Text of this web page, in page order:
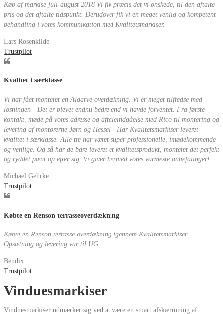
Køb af markise juli-august 2018 Vi fik præcis det vi ønskede, til den aftalte
pris og det aftalte tidspunkt. Derudover fik vi en meget venlig og kompetent
behandling i vores kommunikation med Kvalitetsmarkiser.
Lars Rosenkilde
Trustpilot
Kvalitet i særklasse
Vi har fået monteret en Algarve overdækning. Vi er meget tilfredse med
løsningen - Det er blevet endnu bedre end vi havde forventet. Fra første
kontakt, møde på vores adresse og aftaleindgåelse med Rico til montering og
levering af montørerne Jørn og Hessel - Har Kvalitetsmarkiser leveret
kvalitet i særklasse. Alle tre har været super professionelle, imødekommende
og venlige. Og så har de bare leveret et kvalitetsprodukt, monteret det perfekt
og ryddet pænt op efter sig. Vi giver hermed vores varmeste anbefalinger!
Michael Gehrke
Trustpilot
Købte en Renson terrasseoverdækning
Købte en Renson terrasse overdækning igennem Kvalitetsmarkiser.
Opsætning og levering var til UG.
Bendix
Trustpilot
Vinduesmarkiser
Vinduesmarkiser udmærker sig ved at være en smart afskærmning af